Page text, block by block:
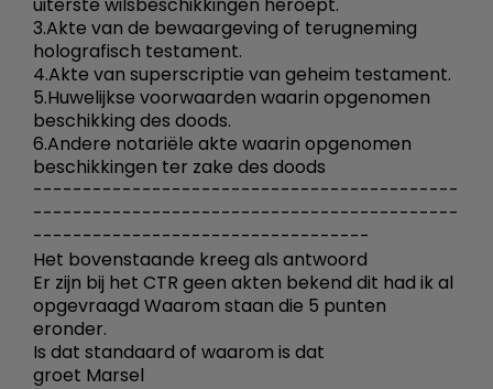
3.Akte van de bewaargeving of terugneming
holografisch testament.
4.Akte van superscriptie van geheim testament.
5.Huwelijkse voorwaarden waarin opgenomen
beschikking des doods.
6.Andere notariële akte waarin opgenomen
beschikkingen ter zake des doods
-------------------------------------------
-------------------------------------------
----------------------------------
Het bovenstaande kreeg als antwoord
Er zijn bij het CTR geen akten bekend dit had ik al
opgevraagd Waarom staan die 5 punten
eronder.
Is dat standaard of waarom is dat
groet Marsel